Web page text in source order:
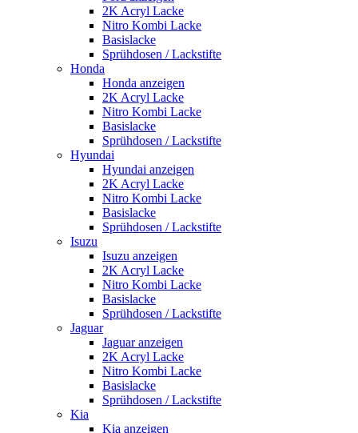
2K Acryl Lacke
Nitro Kombi Lacke
Basislacke
Sprühdosen / Lackstifte
Honda
Honda anzeigen
2K Acryl Lacke
Nitro Kombi Lacke
Basislacke
Sprühdosen / Lackstifte
Hyundai
Hyundai anzeigen
2K Acryl Lacke
Nitro Kombi Lacke
Basislacke
Sprühdosen / Lackstifte
Isuzu
Isuzu anzeigen
2K Acryl Lacke
Nitro Kombi Lacke
Basislacke
Sprühdosen / Lackstifte
Jaguar
Jaguar anzeigen
2K Acryl Lacke
Nitro Kombi Lacke
Basislacke
Sprühdosen / Lackstifte
Kia
Kia anzeigen